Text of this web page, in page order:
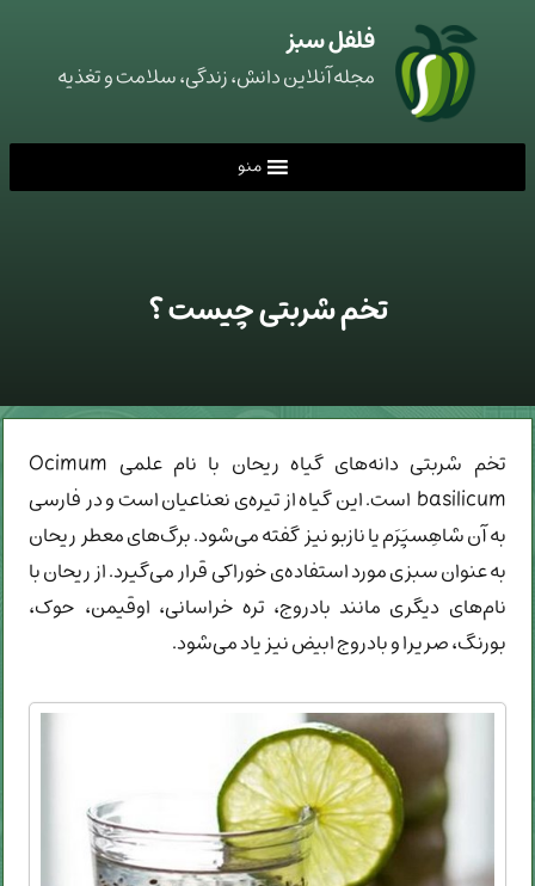
فلفل سبز
مجله آنلاین دانش، زندگی، سلامت و تغذیه
منو
تخم شربتی چیست ؟
تخم شربتی دانه‌های گیاه ریحان با نام علمی Ocimum
basilicum است. این گیاه از تیره‌ی نعناعیان است و در فارسی
به آن شاهِسپَرَم یا نازبو نیز گفته می‌شود. برگ‌های معطر ریحان
به عنوان سبزی مورد استفاده‌ی خوراکی قرار می‌گیرد. از ریحان با
نام‌های دیگری مانند بادروج، تره خراسانی، اوقیمن، حوک،
بورنگ، صریرا و بادروج ابیض نیز یاد می‌شود.